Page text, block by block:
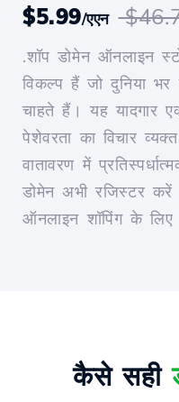
$5.99/एएन
.शॉप डोमेन ऑनलाइन
विकल्प हैं जो दुनिया
चाहते हैं। यह यादगार
पेशेवरता का विचार
वातावरण में
डोमेन अभी रजिस्टर
ऑनलाइन शॉपिंग के
कैसे सही